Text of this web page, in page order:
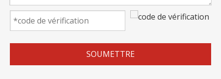
SOUMETTRE